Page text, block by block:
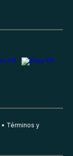
Términos y